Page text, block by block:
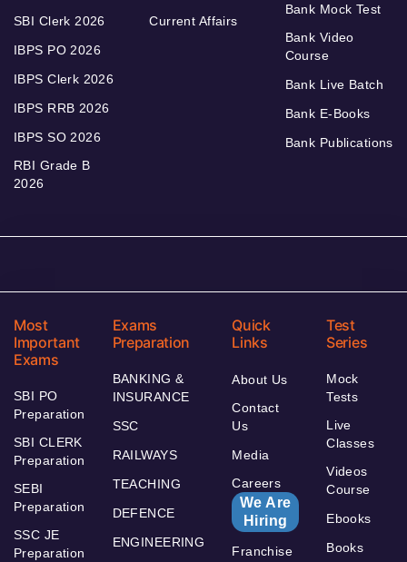
SBI Clerk 2026
IBPS PO 2026
IBPS Clerk 2026
IBPS RRB 2026
IBPS SO 2026
RBI Grade B
2026
Current Affairs
Bank Mock Test
Bank Video
Course
Bank Live Batch
Bank E-Books
Bank Publications
Most
Important
Exams
SBI PO
Preparation
SBI CLERK
Preparation
SEBI
Preparation
SSC JE
Preparation
Exams
Preparation
BANKING &
INSURANCE
SSC
RAILWAYS
TEACHING
DEFENCE
ENGINEERING
Quick
Links
About Us
Contact
Us
Media
Careers
We Are
Hiring
Franchise
Test
Series
Mock
Tests
Live
Classes
Videos
Course
Ebooks
Books